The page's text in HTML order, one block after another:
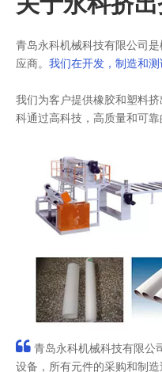
青岛永科机械科技有限公司
应商。 我们在开发，制造和测
我们为客户提供橡胶和塑料挤
科通过高科技，高质量和可靠
 青岛永科机械科技有限公
设备，所有元件的采购和制